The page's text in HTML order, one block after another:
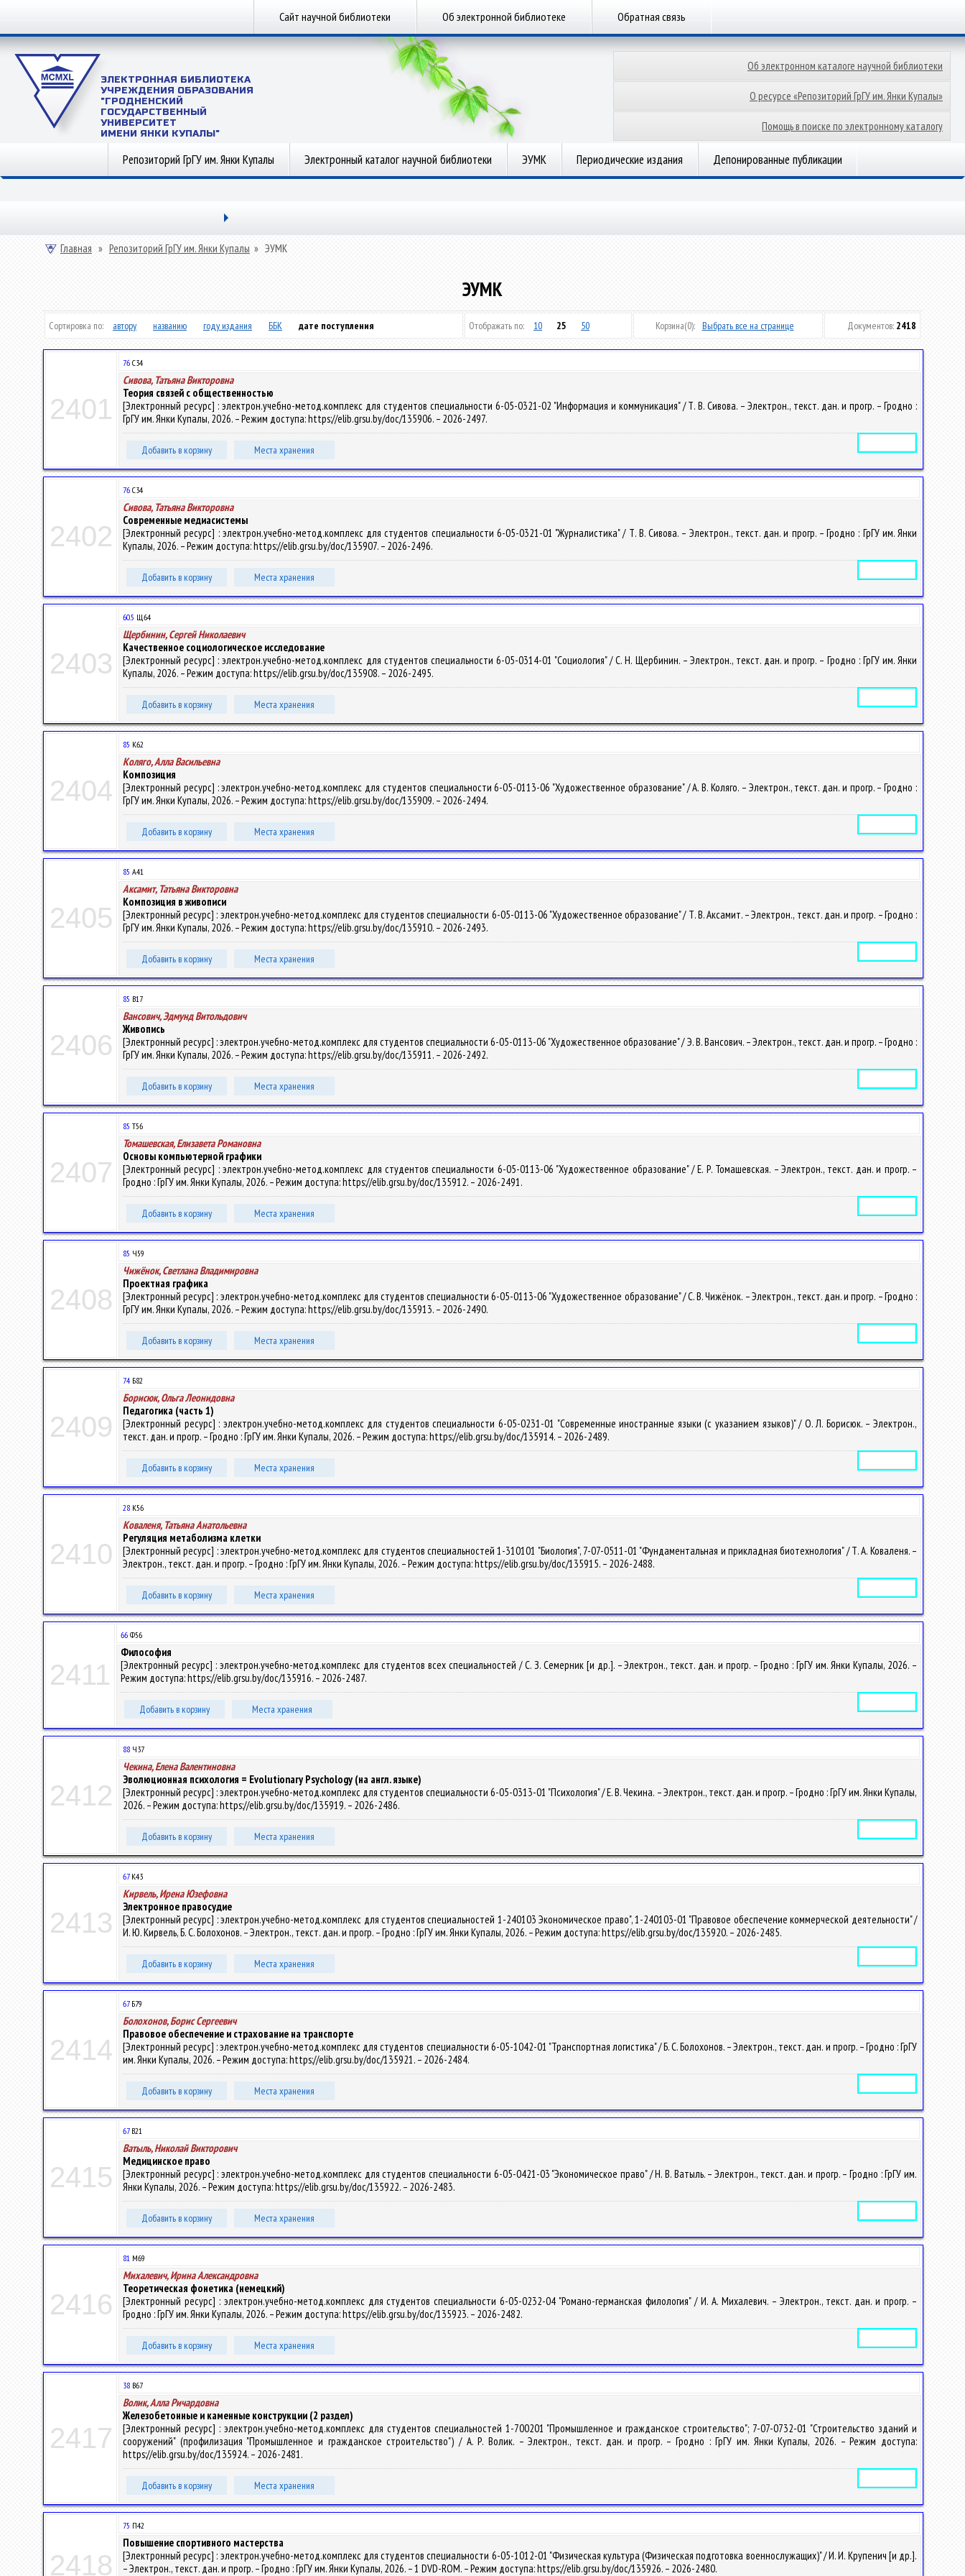
Сайт научной библиотеки Об электронной библиотеке Обратная связь
ЭЛЕКТРОННАЯ БИБЛИОТЕКА
УЧРЕЖДЕНИЯ ОБРАЗОВАНИЯ
"ГРОДНЕНСКИЙ
ГОСУДАРСТВЕННЫЙ
УНИВЕРСИТЕТ
ИМЕНИ ЯНКИ КУПАЛЫ"
Об электронном каталоге научной библиотеки
О ресурсе «Репозиторий ГрГУ им. Янки Купалы»
Помощь в поиске по электронному каталогу
Репозиторий ГрГУ им. Янки Купалы Электронный каталог научной библиотеки ЭУМК Периодические издания Депонированные публикации
Главная » Репозиторий ГрГУ им. Янки Купалы » ЭУМК
ЭУМК
Сортировка по: автору названию году издания ББК дате поступления Отображать по: 10 25 50 Корзина(0): Выбрать все на странице Документов: 2418
2401
76 С34
Сивова, Татьяна Викторовна
Теория связей с общественностью
[Электронный ресурс] : электрон.учебно-метод.комплекс для студентов специальности 6-05-0321-02 "Информация и коммуникация" / Т. В. Сивова. – Электрон., текст. дан. и прогр. – Гродно :
ГрГУ им. Янки Купалы, 2026. – Режим доступа: https://elib.grsu.by/doc/135906. – 2026-2497.
Добавить в корзину Места хранения
2402
76 С34
Сивова, Татьяна Викторовна
Современные медиасистемы
[Электронный ресурс] : электрон.учебно-метод.комплекс для студентов специальности 6-05-0321-01 "Журналистика" / Т. В. Сивова. – Электрон., текст. дан. и прогр. – Гродно : ГрГУ им. Янки
Купалы, 2026. – Режим доступа: https://elib.grsu.by/doc/135907. – 2026-2496.
Добавить в корзину Места хранения
2403
60.5 Щ64
Щербинин, Сергей Николаевич
Качественное социологическое исследование
[Электронный ресурс] : электрон.учебно-метод.комплекс для студентов специальности 6-05-0314-01 "Социология" / С. Н. Щербинин. – Электрон., текст. дан. и прогр. – Гродно : ГрГУ им. Янки
Купалы, 2026. – Режим доступа: https://elib.grsu.by/doc/135908. – 2026-2495.
Добавить в корзину Места хранения
2404
85 К62
Коляго, Алла Васильевна
Композиция
[Электронный ресурс] : электрон.учебно-метод.комплекс для студентов специальности 6-05-0113-06 "Художественное образование" / А. В. Коляго. – Электрон., текст. дан. и прогр. – Гродно :
ГрГУ им. Янки Купалы, 2026. – Режим доступа: https://elib.grsu.by/doc/135909. – 2026-2494.
Добавить в корзину Места хранения
2405
85 А41
Аксамит, Татьяна Викторовна
Композиция в живописи
[Электронный ресурс] : электрон.учебно-метод.комплекс для студентов специальности 6-05-0113-06 "Художественное образование" / Т. В. Аксамит. – Электрон., текст. дан. и прогр. – Гродно :
ГрГУ им. Янки Купалы, 2026. – Режим доступа: https://elib.grsu.by/doc/135910. – 2026-2493.
Добавить в корзину Места хранения
2406
85 В17
Вансович, Эдмунд Витольдович
Живопись
[Электронный ресурс] : электрон.учебно-метод.комплекс для студентов специальности 6-05-0113-06 "Художественное образование" / Э. В. Вансович. – Электрон., текст. дан. и прогр. – Гродно :
ГрГУ им. Янки Купалы, 2026. – Режим доступа: https://elib.grsu.by/doc/135911. – 2026-2492.
Добавить в корзину Места хранения
2407
85 Т56
Томашевская, Елизавета Романовна
Основы компьютерной графики
[Электронный ресурс] : электрон.учебно-метод.комплекс для студентов специальности 6-05-0113-06 "Художественное образование" / Е. Р. Томашевская. – Электрон., текст. дан. и прогр. –
Гродно : ГрГУ им. Янки Купалы, 2026. – Режим доступа: https://elib.grsu.by/doc/135912. – 2026-2491.
Добавить в корзину Места хранения
2408
85 Ч59
Чижёнок, Светлана Владимировна
Проектная графика
[Электронный ресурс] : электрон.учебно-метод.комплекс для студентов специальности 6-05-0113-06 "Художественное образование" / С. В. Чижёнок. – Электрон., текст. дан. и прогр. – Гродно :
ГрГУ им. Янки Купалы, 2026. – Режим доступа: https://elib.grsu.by/doc/135913. – 2026-2490.
Добавить в корзину Места хранения
2409
74 Б82
Борисюк, Ольга Леонидовна
Педагогика (часть 1)
[Электронный ресурс] : электрон.учебно-метод.комплекс для студентов специальности 6-05-0231-01 "Современные иностранные языки (с указанием языков)" / О. Л. Борисюк. – Электрон.,
текст. дан. и прогр. – Гродно : ГрГУ им. Янки Купалы, 2026. – Режим доступа: https://elib.grsu.by/doc/135914. – 2026-2489.
Добавить в корзину Места хранения
2410
28 К56
Коваленя, Татьяна Анатольевна
Регуляция метаболизма клетки
[Электронный ресурс] : электрон.учебно-метод.комплекс для студентов специальностей 1-310101 "Биология", 7-07-0511-01 "Фундаментальная и прикладная биотехнология" / Т. А. Коваленя. –
Электрон., текст. дан. и прогр. – Гродно : ГрГУ им. Янки Купалы, 2026. – Режим доступа: https://elib.grsu.by/doc/135915. – 2026-2488.
Добавить в корзину Места хранения
2411
66 Ф56
Философия
[Электронный ресурс] : электрон.учебно-метод.комплекс для студентов всех специальностей / С. З. Семерник [и др.]. – Электрон., текст. дан. и прогр. – Гродно : ГрГУ им. Янки Купалы, 2026. –
Режим доступа: https://elib.grsu.by/doc/135916. – 2026-2487.
Добавить в корзину Места хранения
2412
88 Ч37
Чекина, Елена Валентиновна
Эволюционная психология = Evolutionary Psychology (на англ. языке)
[Электронный ресурс] : электрон.учебно-метод.комплекс для студентов специальности 6-05-0313-01 "Психология" / Е. В. Чекина. – Электрон., текст. дан. и прогр. – Гродно : ГрГУ им. Янки Купалы,
2026. – Режим доступа: https://elib.grsu.by/doc/135919. – 2026-2486.
Добавить в корзину Места хранения
2413
67К43
Кирвель, Ирена Юзефовна
Электронное правосудие
[Электронный ресурс] : электрон.учебно-метод.комплекс для студентов специальностей 1-240103 Экономическое право", 1-240103-01 "Правовое обеспечение коммерческой деятельности" /
И. Ю. Кирвель, Б. С. Болохонов. – Электрон., текст. дан. и прогр. – Гродно : ГрГУ им. Янки Купалы, 2026. – Режим доступа: https://elib.grsu.by/doc/135920. – 2026-2485.
Добавить в корзину Места хранения
2414
67Б79
Болохонов, Борис Сергеевич
Правовое обеспечение и страхование на транспорте
[Электронный ресурс] : электрон.учебно-метод.комплекс для студентов специальности 6-05-1042-01 "Транспортная логистика" / Б. С. Болохонов. – Электрон., текст. дан. и прогр. – Гродно : ГрГУ
им. Янки Купалы, 2026. – Режим доступа: https://elib.grsu.by/doc/135921. – 2026-2484.
Добавить в корзину Места хранения
2415
67В21
Ватыль, Николай Викторович
Медицинское право
[Электронный ресурс] : электрон.учебно-метод.комплекс для студентов специальности 6-05-0421-03 "Экономическое право" / Н. В. Ватыль. – Электрон., текст. дан. и прогр. – Гродно : ГрГУ им.
Янки Купалы, 2026. – Режим доступа: https://elib.grsu.by/doc/135922. – 2026-2483.
Добавить в корзину Места хранения
2416
81 М69
Михалевич, Ирина Александровна
Теоретическая фонетика (немецкий)
[Электронный ресурс] : электрон.учебно-метод.комплекс для студентов специальности 6-05-0232-04 "Романо-германская филология" / И. А. Михалевич. – Электрон., текст. дан. и прогр. –
Гродно : ГрГУ им. Янки Купалы, 2026. – Режим доступа: https://elib.grsu.by/doc/135923. – 2026-2482.
Добавить в корзину Места хранения
2417
38 В67
Волик, Алла Ричардовна
Железобетонные и каменные конструкции (2 раздел)
[Электронный ресурс] : электрон.учебно-метод.комплекс для студентов специальностей 1-700201 "Промышленное и гражданское строительство"; 7-07-0732-01 "Строительство зданий и
сооружений" (профилизация "Промышленное и гражданское строительство") / А. Р. Волик. – Электрон., текст. дан. и прогр. – Гродно : ГрГУ им. Янки Купалы, 2026. – Режим доступа:
https://elib.grsu.by/doc/135924. – 2026-2481.
Добавить в корзину Места хранения
2418
75 П42
Повышение спортивного мастерства
[Электронный ресурс] : электрон.учебно-метод.комплекс для студентов специальности 6-05-1012-01 "Физическая культура (Физическая подготовка военнослужащих)" / И. И. Крупенич [и др.].
– Электрон., текст. дан. и прогр. – Гродно : ГрГУ им. Янки Купалы, 2026. – 1 DVD-ROM. – Режим доступа: https://elib.grsu.by/doc/135926. – 2026-2480.